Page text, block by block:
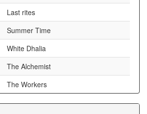
Last rites
Summer Time
White Dhalia
The Alchemist
The Workers